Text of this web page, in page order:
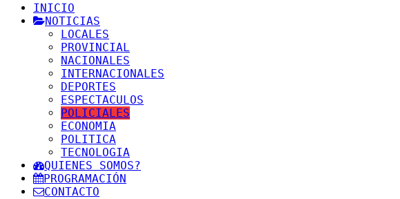
INICIO
NOTICIAS
LOCALES
PROVINCIAL
NACIONALES
INTERNACIONALES
DEPORTES
ESPECTACULOS
POLICIALES
ECONOMIA
POLITICA
TECNOLOGIA
QUIENES SOMOS?
PROGRAMACIÓN
CONTACTO